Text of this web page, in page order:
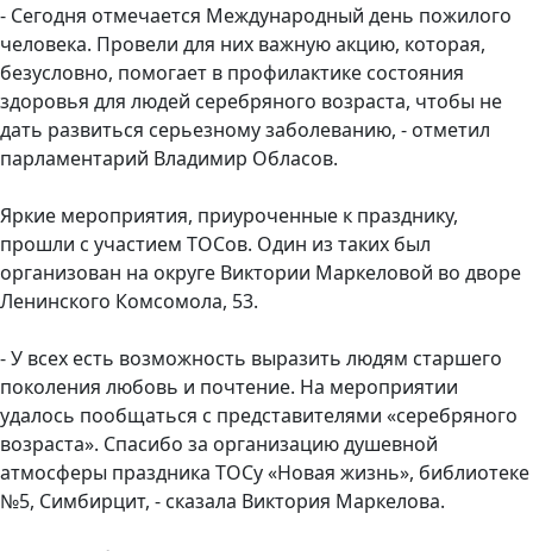
- Сегодня отмечается Международный день пожилого
человека. Провели для них важную акцию, которая,
безусловно, помогает в профилактике состояния
здоровья для людей серебряного возраста, чтобы не
дать развиться серьезному заболеванию, - отметил
парламентарий Владимир Обласов.
Яркие мероприятия, приуроченные к празднику,
прошли с участием ТОСов. Один из таких был
организован на округе Виктории Маркеловой во дворе
Ленинского Комсомола, 53.
- У всех есть возможность выразить людям старшего
поколения любовь и почтение. На мероприятии
удалось пообщаться с представителями «серебряного
возраста». Спасибо за организацию душевной
атмосферы праздника ТОСу «Новая жизнь», библиотеке
№5, Симбирцит, - сказала Виктория Маркелова.